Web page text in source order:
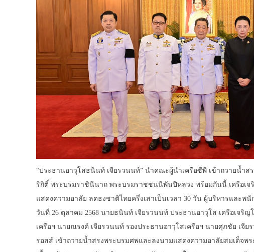
“ประธานอาวุโสธนินท์ เจียรวนนท์” นำคณะผู้นำเครือซีพี เข้าถวายน้ำส
ริกิติ์ พระบรมราชินีนาถ พระบรมราชชนนีพันปีหลวง พร้อมกันนี้ เครือเ
แสดงความอาลัย ลดธงชาติไทยครึ่งเสาเป็นเวลา 30 วัน ผู้บริหารและพ
วันที่ 26 ตุลาคม 2568 นายธนินท์ เจียรวนนท์ ประธานอาวุโส เครือเจ
เครือฯ นายณรงค์ เจียรวนนท์ รองประธานอาวุโสเครือฯ นายศุภชัย เ
รอสส์ เข้าถวายน้ำสรงพระบรมศพและลงนามแสดงความอาลัยสมเด็จ